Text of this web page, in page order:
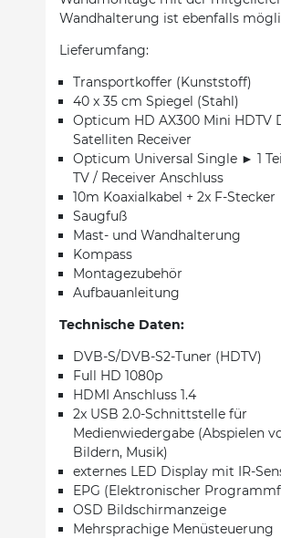
Wandhalterung ist ebenfalls
Lieferumfang:
Transportkoffer (Kunststoff)
40 x 35 cm Spiegel (Stahl)
Opticum HD AX300 Mini HDTV
Satelliten Receiver
Opticum Universal Single ► 1
TV / Receiver Anschluss
10m Koaxialkabel + 2x F-Stecker
Saugfuß
Mast- und Wandhalterung
Kompass
Montagezubehör
Aufbauanleitung
Technische Daten:
DVB-S/DVB-S2-Tuner (HDTV)
Full HD 1080p
HDMI Anschluss 1.4
2x USB 2.0-Schnittstelle für
Medienwiedergabe (Abspielen
Bildern, Musik)
externes LED Display mit IR-
EPG (Elektronischer
OSD Bildschirmanzeige
Mehrsprachige Menüsteuerung